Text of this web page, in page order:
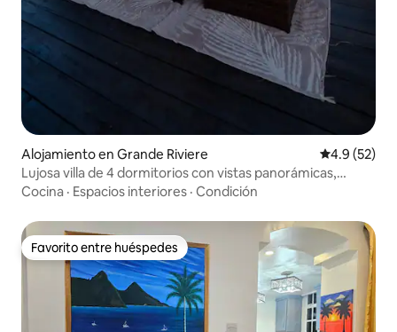
Alojamiento en Grande Riviere Calificación
4.9 (52)
Lujosa villa de 4 dormitorios con vistas panorámicas,
piscina y jacuzzi
Cocina · Espacios interiores · Condición
Favorito entre huéspedes
Favorito entre huéspedes